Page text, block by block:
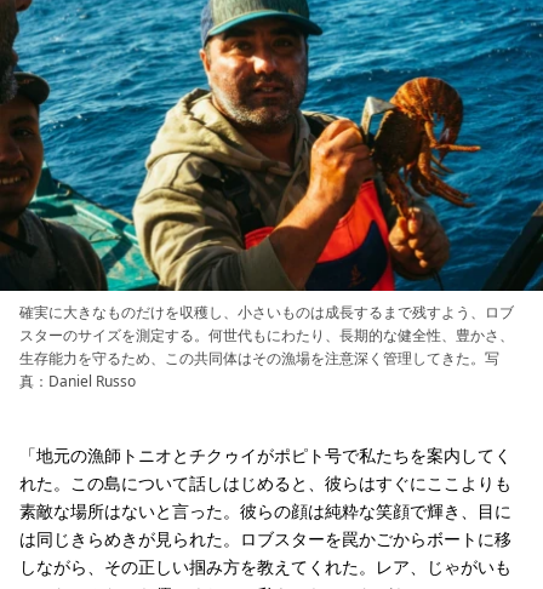
確実に大きなものだけを収穫し、小さいものは成長するまで残すよう、ロブ
スターのサイズを測定する。何世代もにわたり、長期的な健全性、豊かさ、
生存能力を守るため、この共同体はその漁場を注意深く管理してきた。写
真：Daniel Russo
「地元の漁師トニオとチクゥイがポピト号で私たちを案内してく
れた。この島について話しはじめると、彼らはすぐにここよりも
素敵な場所はないと言った。彼らの顔は純粋な笑顔で輝き、目に
は同じきらめきが見られた。ロブスターを罠かごからボートに移
しながら、その正しい掴み方を教えてくれた。レア、じゃがいも